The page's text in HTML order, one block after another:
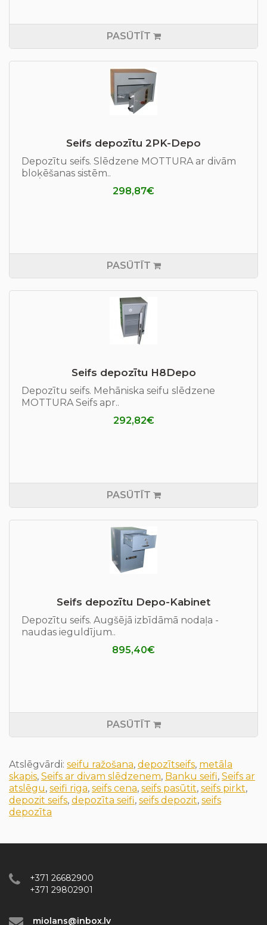
PASŪTĪT
Seifs depozītu 2PK-Depo
Depozītu seifs. Slēdzene MOTTURA ar divām
bloķēšanas sistēm..
298,87€
PASŪTĪT
Seifs depozītu H8Depo
Depozītu seifs. Mehāniska seifu slēdzene
MOTTURA Seifs apr..
292,82€
PASŪTĪT
Seifs depozītu Depo-Kabinet
Depozītu seifs. Augšējā izbīdāmā nodaļa -
naudas ieguldījum..
895,40€
PASŪTĪT
Atslēgvārdi: seifu ražošana, depozītseifs, metāla
skapis, Seifs ar divam slēdzenem, Banku seifi, Seifs ar
atslēgu, seifi riga, seifs cena, seifs pasūtit, seifs pirkt,
depozit seifs, depozīta seifi, seifs depozit, seifs
depozīta
+371 26682900
+371 29802901
miolans@inbox.lv